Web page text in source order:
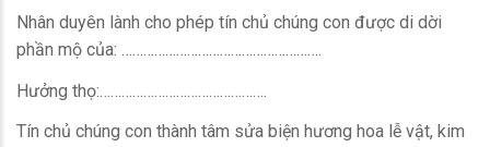
Nhân duyên lành cho phép tín chủ chúng con được di dời
phần mộ của: ……………………………………………….
Hưởng thọ:……………………………………….
Tín chủ chúng con thành tâm sửa biện hương hoa lễ vật, kim